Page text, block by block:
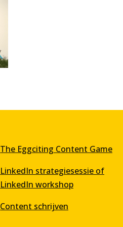
The Eggciting Content Game
LinkedIn strategiesessie of
LinkedIn workshop
Content schrijven